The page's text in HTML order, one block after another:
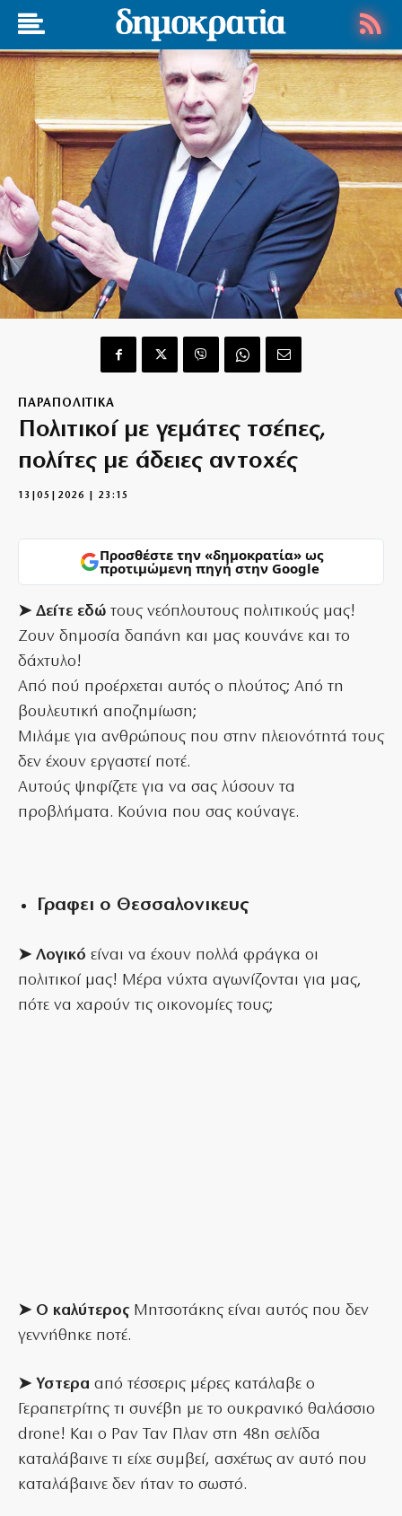
ΠΑΡΑΠΟΛΙΤΙΚΑ
Πολιτικοί με γεμάτες τσέπες,
πολίτες με άδειες αντοχές
13|05|2026 | 23:15
Προσθέστε την «δημοκρατία» ως
προτιμώμενη πηγή στην Google
➤ Δείτε εδώ τους νεόπλουτους πολιτικούς μας!
Ζουν δημοσία δαπάνη και μας κουνάνε και το
δάχτυλο!
Από πού προέρχεται αυτός ο πλούτος; Από τη
βουλευτική αποζημίωση;
Μιλάμε για ανθρώπους που στην πλειονότητά τους
δεν έχουν εργαστεί ποτέ.
Αυτούς ψηφίζετε για να σας λύσουν τα
προβλήματα. Κούνια που σας κούναγε.
Γραφει ο Θεσσαλονικευς
➤ Λογικό είναι να έχουν πολλά φράγκα οι
πολιτικοί μας! Μέρα νύχτα αγωνίζονται για μας,
πότε να χαρούν τις οικονομίες τους;
➤ Ο καλύτερος Μητσοτάκης είναι αυτός που δεν
γεννήθηκε ποτέ.
➤ Υστερα από τέσσερις μέρες κατάλαβε ο
Γεραπετρίτης τι συνέβη με το ουκρανικό θαλάσσιο
drone! Και ο Ραν Ταν Πλαν στη 48η σελίδα
καταλάβαινε τι είχε συμβεί, ασχέτως αν αυτό που
καταλάβαινε δεν ήταν το σωστό.